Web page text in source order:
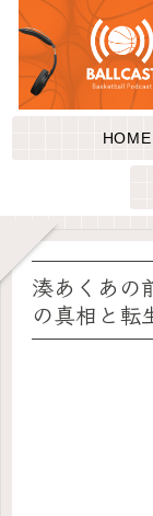
HOME
湊あくあの
の真相と転